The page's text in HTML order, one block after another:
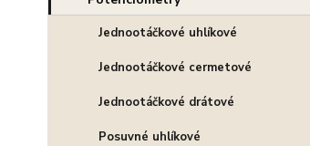
Jednootáčkové uhlíkové
Jednootáčkové cermetové
Jednootáčkové drátové
Posuvné uhlíkové